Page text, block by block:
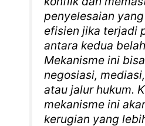
penyelesaian
efisien jika terjadi
antara kedua
Mekanisme ini
negosiasi,
atau jalur hukum.
mekanisme ini
kerugian yang